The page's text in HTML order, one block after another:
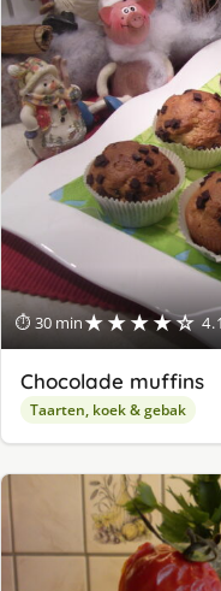
⏱ 30 min★★★★☆
Chocolade muffins
Taarten, koek & gebak